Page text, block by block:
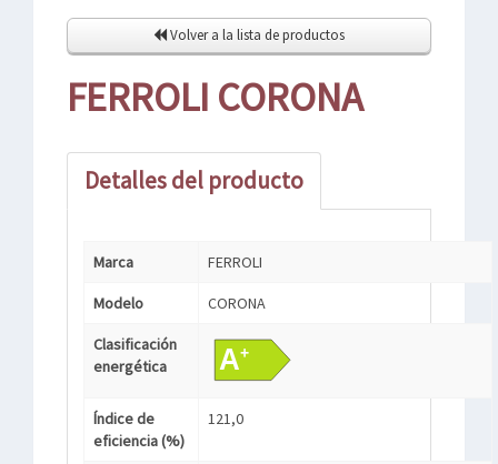
Volver a la lista de productos
FERROLI CORONA
Detalles del producto
Marca FERROLI
Modelo CORONA
Clasificación
energética
Índice de
eficiencia (%)
121,0